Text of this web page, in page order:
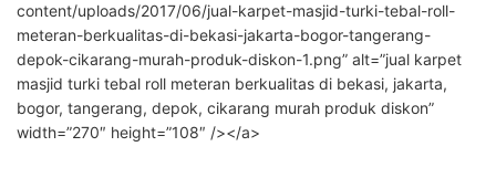
content/uploads/2017/06/jual-karpet-masjid-turki-tebal-roll-
meteran-berkualitas-di-bekasi-jakarta-bogor-tangerang-
depok-cikarang-murah-produk-diskon-1.png” alt=”jual karpet
masjid turki tebal roll meteran berkualitas di bekasi, jakarta,
bogor, tangerang, depok, cikarang murah produk diskon”
width=”270″ height=”108″ /></a>